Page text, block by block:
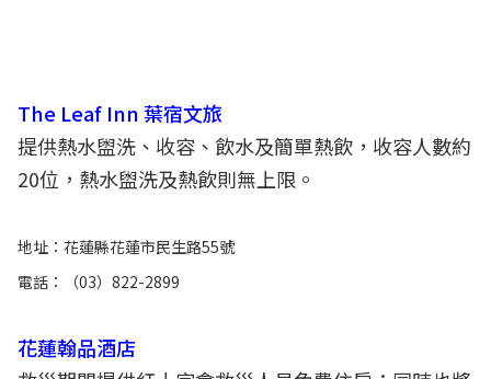
The Leaf Inn 葉宿文旅
提供熱水盥洗、收容、飲水及簡單熱飲，收容人數約
20位，熱水盥洗及熱飲則無上限。
地址：花蓮縣花蓮市民生路55號
電話：（03）822-2899
花蓮翰品酒店